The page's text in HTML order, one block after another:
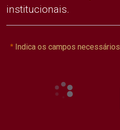
institucionais.
Indica os campos necessários